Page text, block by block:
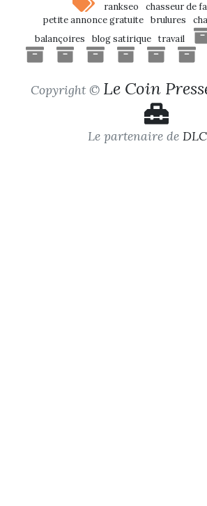
rankseo
chasseur de
petite annonce gratuite
brulures
balançoires
blog satirique travail
Copyright © Le Coin
Le partenaire de